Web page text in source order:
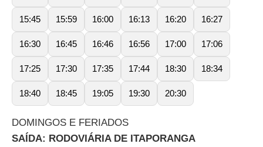
15:45 15:59 16:00 16:13 16:20 16:27
16:30 16:45 16:46 16:56 17:00 17:06
17:25 17:30 17:35 17:44 18:30 18:34
18:40 18:45 19:05 19:30 20:30
DOMINGOS E FERIADOS
SAÍDA: RODOVIÁRIA DE ITAPORANGA